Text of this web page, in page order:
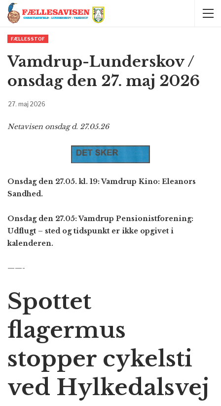
FÆLLESSTOF
Vamdrup-Lunderskov /
onsdag den 27. maj 2026
27. maj 2026
Netavisen onsdag d. 27.05.26
Onsdag den 27.05. kl. 19: Vamdrup Kino: Eleanors
Sandhed.
Onsdag den 27.05: Vamdrup Pensionistforening:
Udflugt – sted og tidspunkt er ikke opgivet i
kalenderen.
——-
Spottet
flagermus
stopper cykelsti
ved Hylkedalsvej